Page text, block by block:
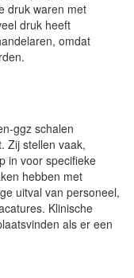
druk waren met
druk heeft
omdat
ggz schalen
Zij stellen vaak,
in voor specifieke
hebben met
uitval van personeel,
Klinische
als er een